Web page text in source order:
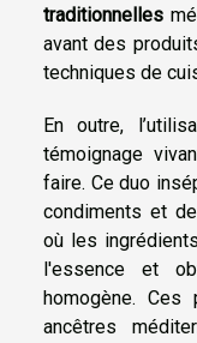
traditionnelles
avant des
techniques de
En outre,
témoignage
faire. Ce duo
condiments et
où les
l'essence et
homogène. Ces
ancêtres